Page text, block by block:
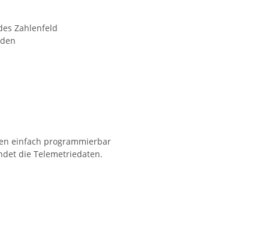
Zahlenfeld
einfach programmierbar
die Telemetriedaten.